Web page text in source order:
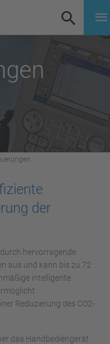
der
hervorragende
aus und kann bis zu 72
intelligente
Reduzierung des CO2-
das Handbediengerät